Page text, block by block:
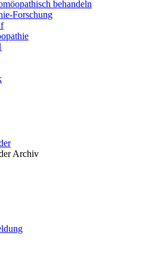
behandeln
Forschung
Archiv